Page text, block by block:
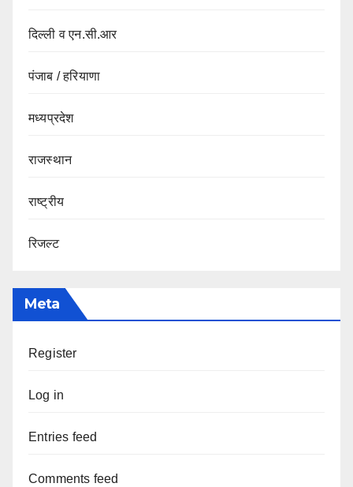
दिल्ली व एन.सी.आर
पंजाब / हरियाणा
मध्यप्रदेश
राजस्थान
राष्ट्रीय
रिजल्ट
Meta
Register
Log in
Entries feed
Comments feed